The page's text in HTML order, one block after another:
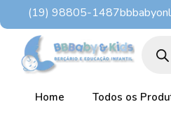
para
conteúdo
(19) 98805-1487
Home Todos os